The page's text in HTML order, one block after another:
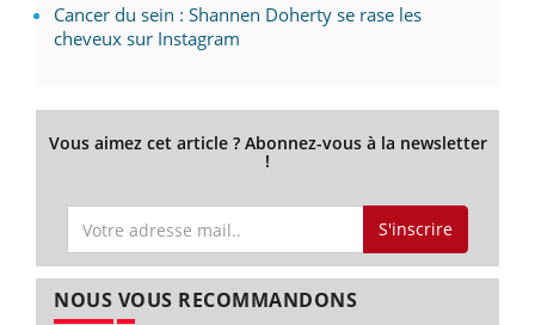
Cancer du sein : Shannen Doherty se rase les
cheveux sur Instagram
Vous aimez cet article ? Abonnez-vous à la newsletter
!
S'inscrire
NOUS VOUS RECOMMANDONS